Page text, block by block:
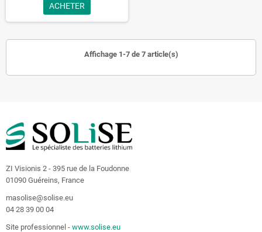
ACHETER
Affichage 1-7 de 7 article(s)
ZI Visionis 2 - 395 rue de la Foudonne
01090 Guéreins, France
masolise@solise.eu
04 28 39 00 04
Site professionnel - www.solise.eu